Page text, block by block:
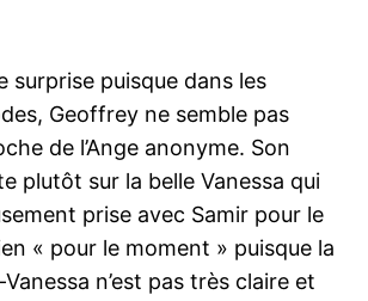
surprise puisque dans les
Geoffrey ne semble pas
de l’Ange anonyme. Son
plutôt sur la belle Vanessa qui
prise avec Samir pour le
« pour le moment » puisque la
n’est pas très claire et